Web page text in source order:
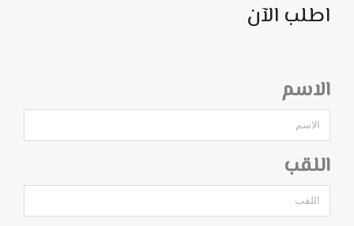
اطلب الآن
الاسم
اللقب